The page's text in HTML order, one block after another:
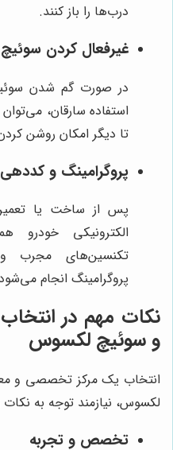
درب‌ها را باز کنند.
غیرفعال کردن
در صورت گم شدن
استفاده سارقان،
تا دیگر امکان روشن
پروگرامینگ و
پس از ساخت یا
الکترونیکی
تکنسین‌های مجرب و
پروگرامینگ انجام
نکات مهم در
و سوئیچ لکسوس
انتخاب یک مرکز تخصصی و
لکسوس، نیازمند توجه به
تخصص و تجربه